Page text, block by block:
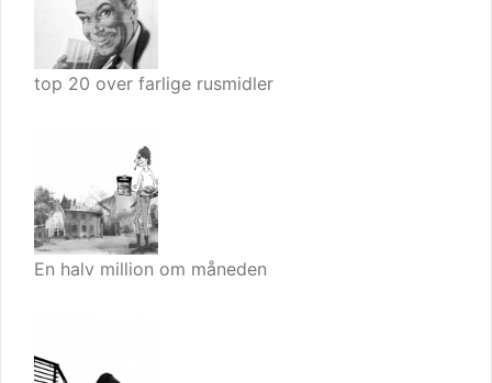
top 20 over farlige rusmidler
En halv million om måneden